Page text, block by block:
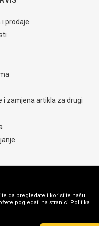
i prodaje
i zamjena artikla za drugi
da pregledate i koristite našu
pogledati na stranici Politika